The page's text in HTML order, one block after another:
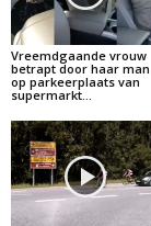
Vreemdgaande vrouw
betrapt door haar man
op parkeerplaats van
supermarkt…